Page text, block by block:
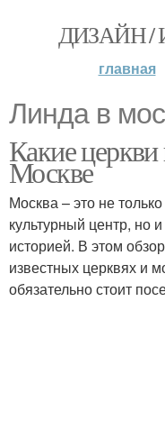
ДИЗАЙН /
главная
Линда в
Какие
Москве
Москва – это не
культурный центр, но
историей. В этом
известных церквях и
обязательно стоит